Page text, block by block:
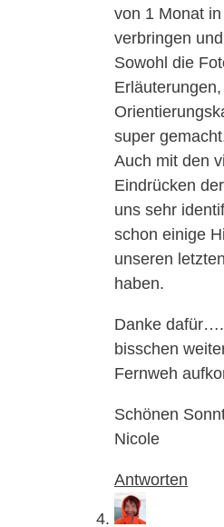
von 1 Monat
verbringen
Sowohl die
super
Auch mit den
Eindrücken
uns sehr
schon einige
unseren
haben.
Danke
bisschen
Fernweh
Schönen
Nicole
Antworten